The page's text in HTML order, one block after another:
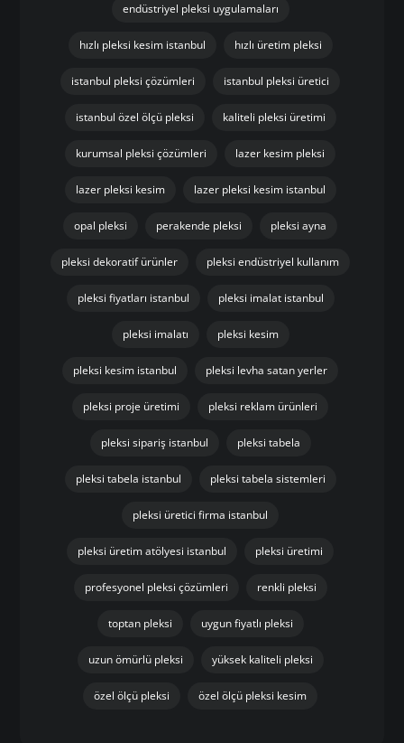
endüstriyel pleksi uygulamaları
hızlı pleksi kesim istanbul hızlı üretim pleksi
istanbul pleksi çözümleri istanbul pleksi üretici
istanbul özel ölçü pleksi kaliteli pleksi üretimi
kurumsal pleksi çözümleri lazer kesim pleksi
lazer pleksi kesim lazer pleksi kesim istanbul
opal pleksi perakende pleksi pleksi ayna
pleksi dekoratif ürünler pleksi endüstriyel kullanım
pleksi fiyatları istanbul pleksi imalat istanbul
pleksi imalatı pleksi kesim
pleksi kesim istanbul pleksi levha satan yerler
pleksi proje üretimi pleksi reklam ürünleri
pleksi sipariş istanbul pleksi tabela
pleksi tabela istanbul pleksi tabela sistemleri
pleksi üretici firma istanbul
pleksi üretim atölyesi istanbul pleksi üretimi
profesyonel pleksi çözümleri renkli pleksi
toptan pleksi uygun fiyatlı pleksi
uzun ömürlü pleksi yüksek kaliteli pleksi
özel ölçü pleksi özel ölçü pleksi kesim